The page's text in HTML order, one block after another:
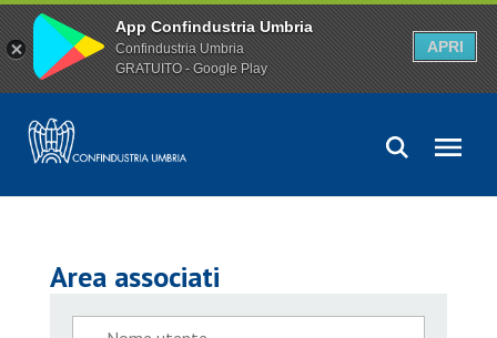
Area associati
App Confindustria Umbria
Confindustria Umbria
GRATUITO - Google Play
APRI